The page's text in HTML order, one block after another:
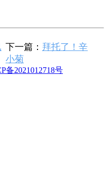
下一篇： 拜托了！辛
小菊
备2021012718号